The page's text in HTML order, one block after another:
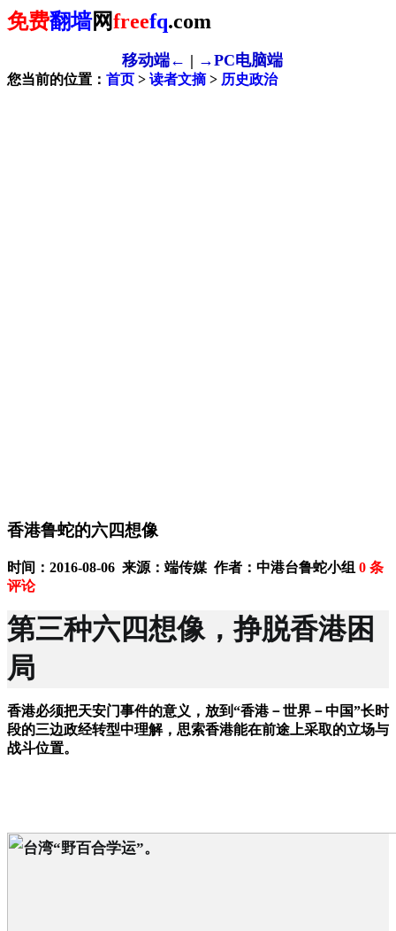
免费翻墙网freefq.com
移动端← | →PC电脑端
您当前的位置： 首页 > 读者文摘> 历史政治
香港鲁蛇的六四想像
时间：2016-08-06 来源：端传媒 作者：中港台鲁蛇小组 0 条
评论
第三种六四想像，挣脱香港困
局
香港必须把天安门事件的意义，放到“香港－世界－中国”长时
段的三边政经转型中理解，思索香港能在前途上采取的立场与
战斗位置。